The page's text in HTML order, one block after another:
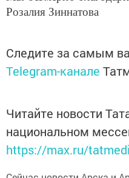
Розалия Зиннатова
Следите за самым
Telegram-канале
Читайте новости
национальном
https://max.ru/